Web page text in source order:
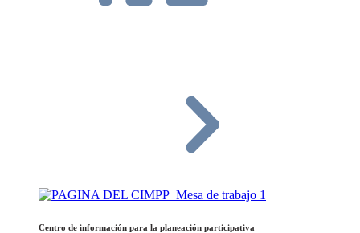
Centro de información para la planeación participativa